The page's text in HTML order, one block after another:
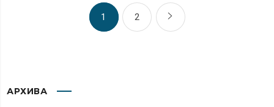
1 2
АРХИВА